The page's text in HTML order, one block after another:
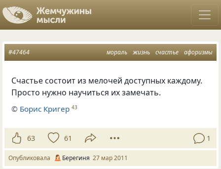
мораль жизнь счастье афоризмы
#47464
Счастье состоит из мелочей доступных каждому.
Просто нужно научиться их замечать.
© Борис Кригер 43
63 61 1
Опубликовала Берегиня 27 мар 2011